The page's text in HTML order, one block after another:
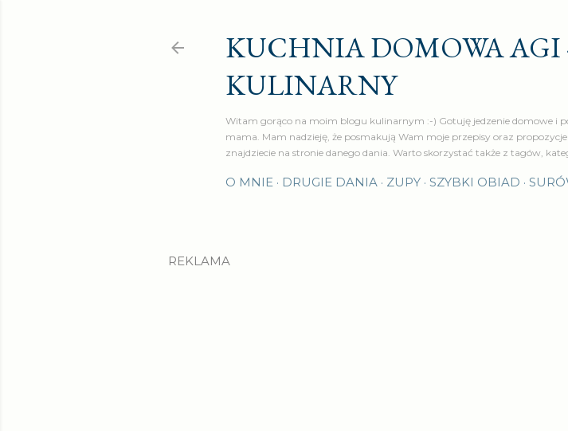
KUCHNIA DOMOWA AGI
KULINARNY
Witam gorąco na moim blogu kulinarnym :-) Gotuję jedzenie domowe i
mama. Mam nadzieję, że posmakują Wam moje przepisy oraz
znajdziecie na stronie danego dania. Warto skorzystać także z tagów,
O MNIE DRUGIE DANIA ZUPY SZYBKI OBIAD
REKLAMA